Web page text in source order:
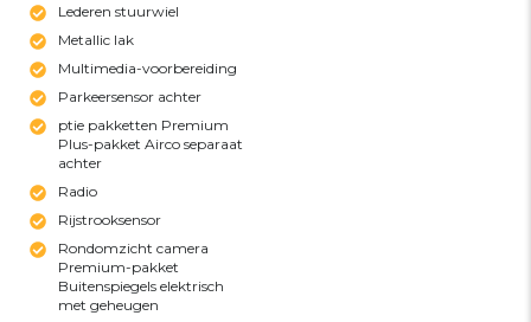
Lederen stuurwiel
Metallic lak
Multimedia-voorbereiding
Parkeersensor achter
ptie pakketten Premium
Plus-pakket Airco separaat
achter
Radio
Rijstrooksensor
Rondomzicht camera
Premium-pakket
Buitenspiegels elektrisch
met geheugen